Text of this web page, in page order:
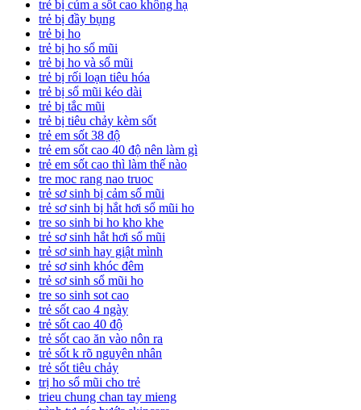
trẻ bị cúm a sốt cao không hạ
trẻ bị đầy bụng
trẻ bị ho
trẻ bị ho sổ mũi
trẻ bị ho và sổ mũi
trẻ bị rối loạn tiêu hóa
trẻ bị sổ mũi kéo dài
trẻ bị tắc mũi
trẻ bị tiêu chảy kèm sốt
trẻ em sốt 38 độ
trẻ em sốt cao 40 độ nên làm gì
trẻ em sốt cao thì làm thế nào
tre moc rang nao truoc
trẻ sơ sinh bị cảm sổ mũi
trẻ sơ sinh bị hắt hơi sổ mũi ho
tre so sinh bi ho kho khe
trẻ sơ sinh hắt hơi sổ mũi
trẻ sơ sinh hay giật mình
trẻ sơ sinh khóc đêm
trẻ sơ sinh sổ mũi ho
tre so sinh sot cao
trẻ sốt cao 4 ngày
trẻ sốt cao 40 độ
trẻ sốt cao ăn vào nôn ra
trẻ sốt k rõ nguyên nhân
trẻ sốt tiêu chảy
trị ho sổ mũi cho trẻ
trieu chung chan tay mieng